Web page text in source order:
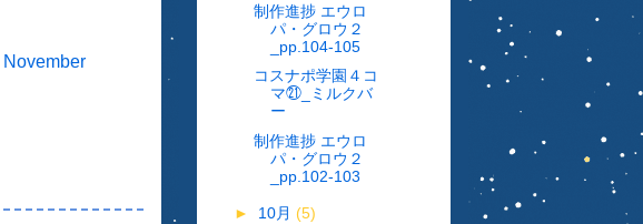
November
制作進捗 エウロ
パ・グロウ２
_pp.104-105
コスナポ学園４コ
マ㉑_ミルクバ
ー
制作進捗 エウロ
パ・グロウ２
_pp.102-103
► 10月 (5)